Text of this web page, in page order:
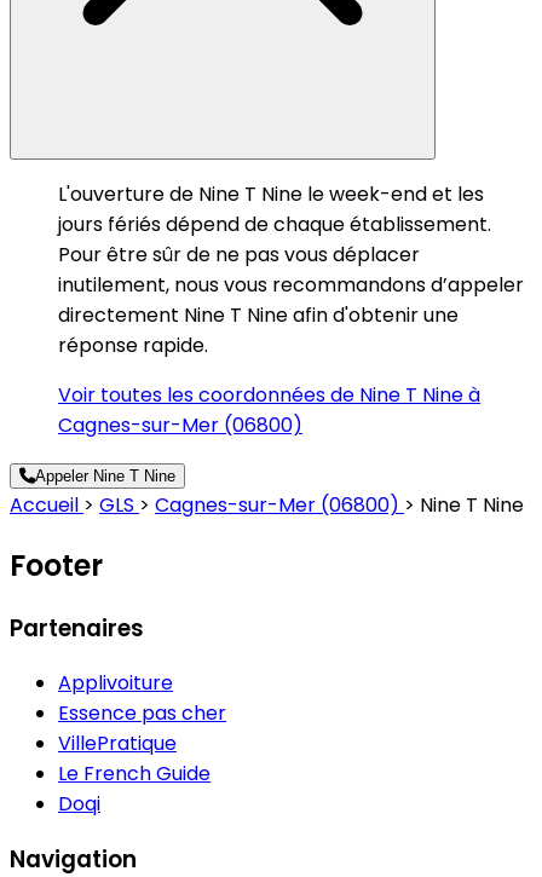
L'ouverture de Nine T Nine le week-end et les
jours fériés dépend de chaque établissement.
Pour être sûr de ne pas vous déplacer
inutilement, nous vous recommandons d’appeler
directement Nine T Nine afin d'obtenir une
réponse rapide.
Voir toutes les coordonnées de Nine T Nine à
Cagnes-sur-Mer (06800)
Appeler Nine T Nine
Accueil > GLS > Cagnes-sur-Mer (06800) > Nine T Nine
Footer
Partenaires
Applivoiture
Essence pas cher
VillePratique
Le French Guide
Doqi
Navigation